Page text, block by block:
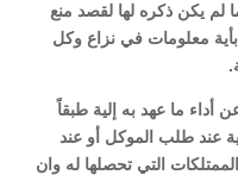
لم يكن ذكره لها لقصد منع
بأية معلومات في نزاع وكل
أداء ما عهد به إلية طبقاً
عند طلب الموكل أو عند
التي تحصلها له وان